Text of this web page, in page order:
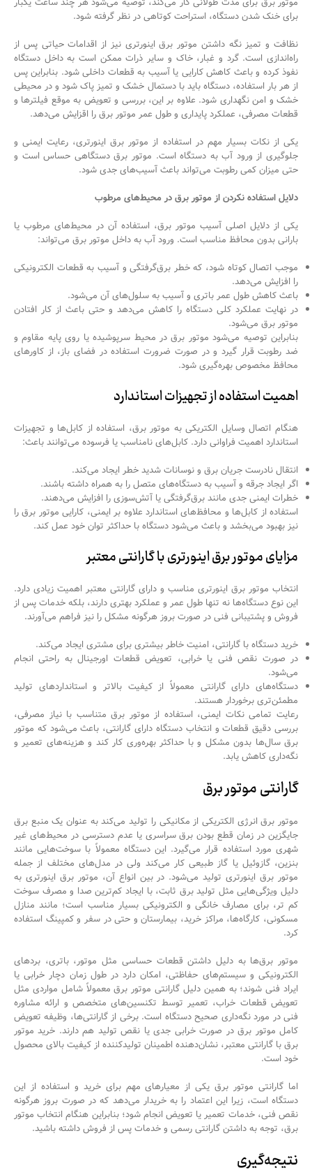
برای خنک شدن دستگاه، استراحت کوتاهی در نظر گرفته شود.
نظافت و تمیز نگه داشتن موتور برق اینورتری نیز از اقدامات حیاتی پس از
راه‌اندازی است. گرد و غبار، خاک و سایر ذرات ممکن است به داخل دستگاه
نفوذ کرده و باعث کاهش کارایی یا آسیب به قطعات داخلی شود. بنابراین پس
از هر بار استفاده، دستگاه باید با دستمال خشک و تمیز پاک شود و در محیطی
خشک و امن نگهداری شود. علاوه بر این، بررسی و تعویض به موقع فیلترها و
قطعات مصرفی، عملکرد پایداری و طول عمر موتور برق را اقزایش می‌دهد.
یکی از نکات بسیار مهم در استفاده از موتور برق اینورتری، رعایت ایمنی و
جلوگیری از ورود آب به دستگاه است. موتور برق دستگاهی حساس است و
حتی میزان کمی رطوبت می‌تواند باعث آسیب‌های جدی شود.
دلایل استفاده نکردن از موتور برق در محیط‌های مرطوب
یکی از دلایل اصلی آسیب موتور برق، استفاده آن در محیط‌های مرطوب یا
بارانی بدون محافظ مناسب است. ورود آب به داخل موتور برق می‌تواند:
موجب اتصال کوتاه شود، که خطر برق‌گرفتگی و آسیب به قطعات الکترونیکی
را افزایش می‌دهد.
باعث کاهش طول عمر باتری و آسیب به سلول‌های آن می‌شود.
در نهایت عملکرد کلی دستگاه را کاهش می‌دهد و حتی باعث از کار افتادن
موتور برق می‌شود.
بنابراین توصیه می‌شود موتور برق در محیط سرپوشیده یا روی پایه مقاوم و
ضد رطوبت قرار گیرد و در صورت ضرورت استفاده در فضای باز، از کاورهای
محافظ مخصوص بهره‌گیری شود.
اهمیت استفاده از تجهیزات استاندارد
هنگام اتصال وسایل الکتریکی به موتور برق، استفاده از کابل‌ها و تجهیزات
استاندارد اهمیت فراوانی دارد. کابل‌های نامناسب یا فرسوده می‌توانند باعث:
انتقال نادرست جریان برق و نوسانات شدید خطر ایجاد می‌کند.
اگر ایجاد جرقه و آسیب به دستگاه‌های متصل را به همراه داشته باشند.
خطرات ایمنی جدی مانند برق‌گرفتگی یا آتش‌سوزی را افزایش می‌دهند.
استفاده از کابل‌ها و محافظ‌های استاندارد علاوه بر ایمنی، کارایی موتور برق را
نیز بهبود می‌بخشد و باعث می‌شود دستگاه با حداکثر توان خود عمل کند.
مزایای موتور برق اینورتری با گارانتی معتبر
انتخاب موتور برق اینورتری مناسب و دارای گارانتی معتبر اهمیت زیادی دارد.
این نوع دستگاه‌ها نه تنها طول عمر و عملکرد بهتری دارند، بلکه خدمات پس از
فروش و پشتیبانی فنی در صورت بروز هرگونه مشکل را نیز فراهم می‌آورند.
خرید دستگاه با گارانتی، امنیت خاطر بیشتری برای مشتری ایجاد می‌کند.
در صورت نقص فنی یا خرابی، تعویض قطعات اورجینال به راحتی انجام
می‌شود.
دستگاه‌های دارای گارانتی معمولاً از کیفیت بالاتر و استانداردهای تولید
مطمئن‌تری برخوردار هستند.
رعایت تمامی نکات ایمنی، استفاده از موتور برق متناسب با نیاز مصرفی،
بررسی دقیق قطعات و انتخاب دستگاه دارای گارانتی، باعث می‌شود که موتور
برق سال‌ها بدون مشکل و با حداکثر بهره‌وری کار کند و هزینه‌های تعمیر و
نگه‌داری کاهش یابد.
گارانتی موتور برق
موتور برق انرژی الکتریکی از مکانیکی را تولید می‌کند به عنوان یک منبع برق
جایگزین در زمان قطع بودن برق سراسری یا عدم دسترسی در محیط‌های غیر
شهری مورد استفاده قرار می‌گیرد. این دستگاه معمولاً با سوخت‌هایی مانند
بنزین، گازوئیل یا گاز طبیعی کار می‌کند ولی در مدل‌های مختلف از جمله
موتور برق اینورتری تولید می‌شود. در بین انواع آن، موتور برق اینورتری به
دلیل ویژگی‌هایی مثل تولید برق ثابت، با ایجاد کم‌ترین صدا و مصرف سوخت
کم تر، برای مصارف خانگی و الکترونیکی بسیار مناسب است؛ مانند منازل
مسکونی، کارگاه‌ها، مراکز خرید، بیمارستان و حتی در سفر و کمپینگ استفاده
کرد.
موتور برق‌ها به دلیل داشتن قطعات حساسی مثل موتور، باتری، بردهای
الکترونیکی و سیستم‌های حفاظتی، امکان دارد در طول زمان دچار خرابی یا
ایراد فنی شوند؛ به همین دلیل گارانتی موتور برق معمولاً شامل مواردی مثل
تعویض قطعات خراب، تعمیر توسط تکنسین‌های متخصص و ارائه مشاوره
فنی در مورد نگه‌داری صحیح دستگاه است. برخی از گارانتی‌ها، وظیفه تعویض
کامل موتور برق در صورت خرابی جدی یا نقص تولید هم دارند. خرید موتور
برق با گارانتی معتبر، نشان‌دهنده اطمینان تولیدکننده از کیفیت بالای محصول
خود است.
اما گارانتی موتور برق یکی از معیارهای مهم برای خرید و استفاده از این
دستگاه‌ است، زیرا این اعتماد را به خریدار می‌دهد که در صورت بروز هرگونه
نقص فنی، خدمات تعمیر یا تعویض انجام شود؛ بنابراین هنگام انتخاب موتور
برق، توجه به داشتن گارانتی رسمی و خدمات پس از فروش داشته باشید.
نتیجه‌گیری